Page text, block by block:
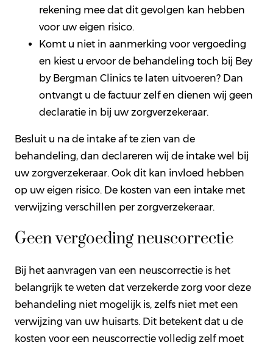
rekening mee dat dit gevolgen kan hebben
voor uw eigen risico.
Komt u niet in aanmerking voor vergoeding
en kiest u ervoor de behandeling toch bij Bey
by Bergman Clinics te laten uitvoeren? Dan
ontvangt u de factuur zelf en dienen wij geen
declaratie in bij uw zorgverzekeraar.
Besluit u na de intake af te zien van de
behandeling, dan declareren wij de intake wel bij
uw zorgverzekeraar. Ook dit kan invloed hebben
op uw eigen risico. De kosten van een intake met
verwijzing verschillen per zorgverzekeraar.
Geen vergoeding neuscorrectie
Bij het aanvragen van een neuscorrectie is het
belangrijk te weten dat verzekerde zorg voor deze
behandeling niet mogelijk is, zelfs niet met een
verwijzing van uw huisarts. Dit betekent dat u de
kosten voor een neuscorrectie volledig zelf moet